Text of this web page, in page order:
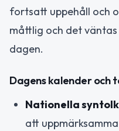
fortsatt uppehåll och
måttlig och det
dagen.
Dagens kalender och
Nationella
att